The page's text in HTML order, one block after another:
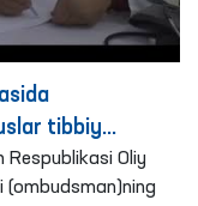
tibbiy
Respublikasi Oliy
(ombudsman)ning